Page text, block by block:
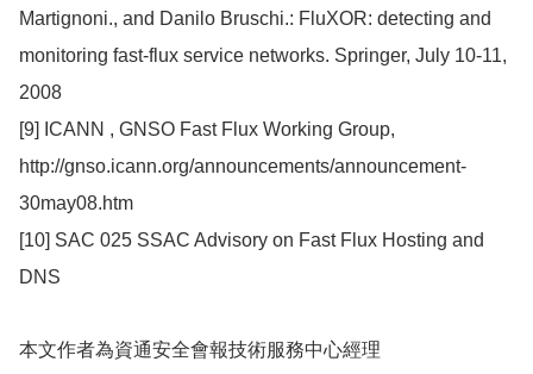
Martignoni., and Danilo Bruschi.: FluXOR: detecting and
monitoring fast-flux service networks. Springer, July 10-11,
2008
[9] ICANN , GNSO Fast Flux Working Group,
http://gnso.icann.org/announcements/announcement-
30may08.htm
[10] SAC 025 SSAC Advisory on Fast Flux Hosting and
DNS
本文作者為資通安全會報技術服務中心經理